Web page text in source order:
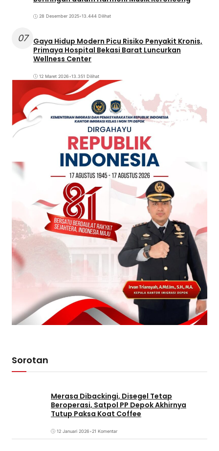
28 Desember 2025•13.444 Dilihat
07
Gaya Hidup Modern Picu Risiko Penyakit Kronis,
Primaya Hospital Bekasi Barat Luncurkan
Wellness Center
12 Maret 2026•13.351 Dilihat
Sorotan
Merasa Dibackingi, Disegel Tetap
Beroperasi, Satpol PP Depok Akhirnya
Tutup Paksa Koat Coffee
12 Januari 2026•21 Komentar